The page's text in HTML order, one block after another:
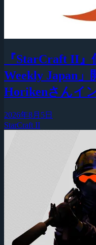
『StarCraft II
Weekly Japan」
Horikenさんイ
2026年8月5日
StarCraft II